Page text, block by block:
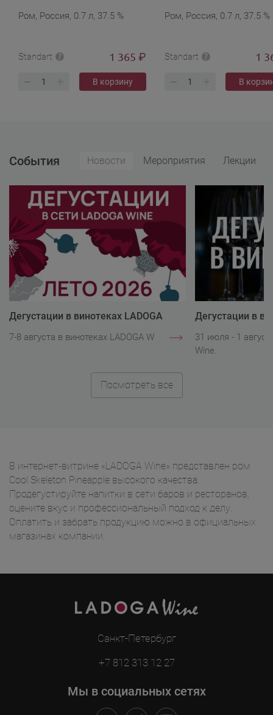
Ром, Россия, 0.7 л, 37.5 %
Standart 1 365 ₽
В корзину
Ром, Россия, 0.7 л, 37.5 %
Standart 1
В
События Новости Мероприятия Лекции
Дегустации в винотеках LADOGA
7-8 августа в винотеках LADOGA Wine.
Дегустации в
31 июля - 1
Wine.
Посмотреть все
В интернет-витрине «LADOGA Wine» представлен ром
Cool Skeleton Pineapple высокого качества.
Продегустируйте напитки в сети баров и ресторанов,
оцените вкус и профессиональный подход к делу.
Оплатить и забрать продукцию можно в официальных
магазинах компании.
Санкт-Петербург
+7 812 313 12 27
Мы в социальных сетях